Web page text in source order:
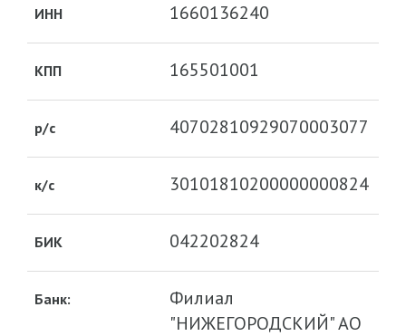
ИНН 1660136240
КПП 165501001
р/с 40702810929070003077
к/с 30101810200000000824
БИК 042202824
Банк:
Филиал
"НИЖЕГОРОДСКИЙ" АО